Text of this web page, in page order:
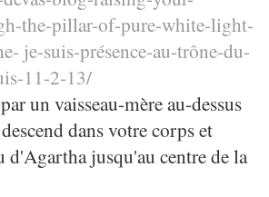
the-pillar-of-pure-white-light-
je-suis-présence-au-trône-du-
11-2-13/
un vaisseau-mère au-dessus
dans votre corps et
d'Agartha jusqu'au centre de la